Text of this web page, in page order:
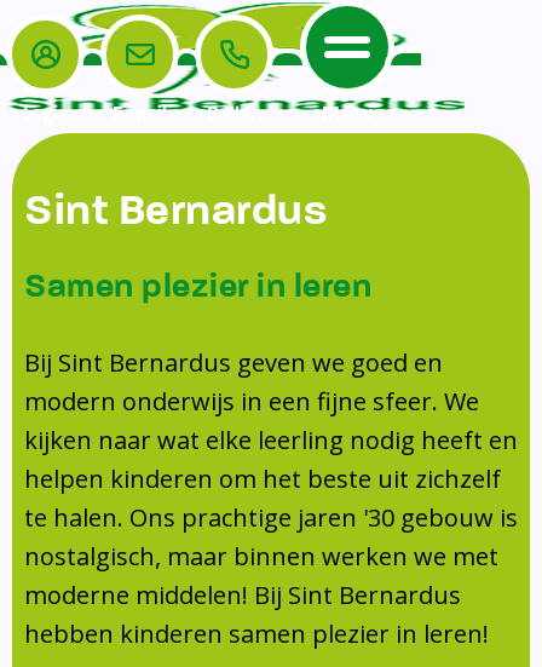
Home
De School
Veiligheidsplan
Onderwijs
Leerlingenraad
Leerlingenzorg
Doorstroomtoets
Jeugdprofessional op school
Centrum Jeugd en Gezin
Schoollogopedie
schoolondersteuningsprofiel
Schooltijden
Absentie
Vakanties
Aanmelden
Het Team
Ouders
Ouders
Tussenschoolse opvang
Activiteitencommissie (AC)
Medezeggenschapsraad (MR)
Formulieren
Klachtenregeling
Contact
Login E-mail Bellen Menu
Sint Bernardus
Samen plezier in leren
Bij Sint Bernardus geven we goed en
modern onderwijs in een fijne sfeer. We
kijken naar wat elke leerling nodig heeft en
helpen kinderen om het beste uit zichzelf
te halen. Ons prachtige jaren '30 gebouw is
nostalgisch, maar binnen werken we met
moderne middelen! Bij Sint Bernardus
hebben kinderen samen plezier in leren!